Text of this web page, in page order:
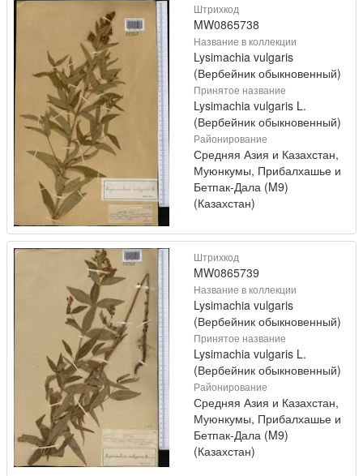
Штрихкод
MW0865738
Название в коллекции
Lysimachia vulgaris
(Вербейник обыкновенный)
Принятое название
Lysimachia vulgaris L.
(Вербейник обыкновенный)
Районирование
Средняя Азия и Казахстан,
Муюнкумы, Прибалхашье и
Бетпак-Дала (M9)
(Казахстан)
Штрихкод
MW0865739
Название в коллекции
Lysimachia vulgaris
(Вербейник обыкновенный)
Принятое название
Lysimachia vulgaris L.
(Вербейник обыкновенный)
Районирование
Средняя Азия и Казахстан,
Муюнкумы, Прибалхашье и
Бетпак-Дала (M9)
(Казахстан)